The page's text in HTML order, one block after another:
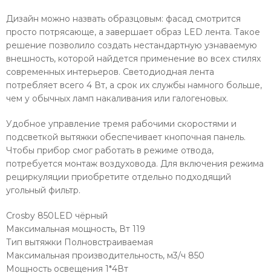
Дизайн можно назвать образцовым: фасад смотрится
просто потрясающе, а завершает образ LED лента. Такое
решение позволило создать нестандартную узнаваемую
внешность, которой найдется применение во всех стилях
современных интерьеров. Светодиодная лента
потребляет всего 4 Вт, а срок их службы намного больше,
чем у обычных ламп накаливания или галогеновых.
Удобное управление тремя рабочими скоростями и
подсветкой вытяжки обеспечивает кнопочная панель.
Чтобы прибор смог работать в режиме отвода,
потребуется монтаж воздуховода. Для включения режима
рециркуляции приобретите отдельно подходящий
угольный фильтр.
Crosby 850LED чёрный
Максимальная мощность, Вт 119
Тип вытяжки Полновстраиваемая
Максимальная производительность, м3/ч 850
Мощность освещения 1*4Вт